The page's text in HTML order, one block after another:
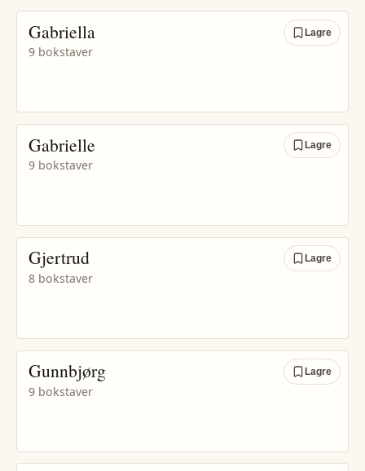
Gabriella
9 bokstaver
Lagre
Gabrielle
9 bokstaver
Lagre
Gjertrud
8 bokstaver
Lagre
Gunnbjørg
9 bokstaver
Lagre